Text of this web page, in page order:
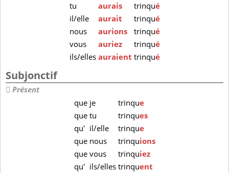
tu
aurais trinqué
il/elle
aurait trinqué
nous
aurions trinqué
vous
auriez trinqué
ils/elles auraient trinqué
Subjonctif
Présent
que je trinque
que tu trinques
qu' il/elle trinque
que nous trinquions
que vous trinquiez
qu' ils/elles trinquent